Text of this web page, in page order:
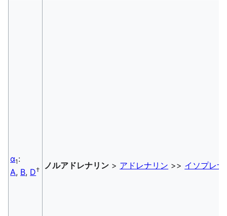
α1 :
A, B, D† ノルアドレナリン > アドレナリン >> イソプレ